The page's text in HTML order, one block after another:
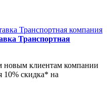
Транспортная
клиентам компании
10% скидка* на